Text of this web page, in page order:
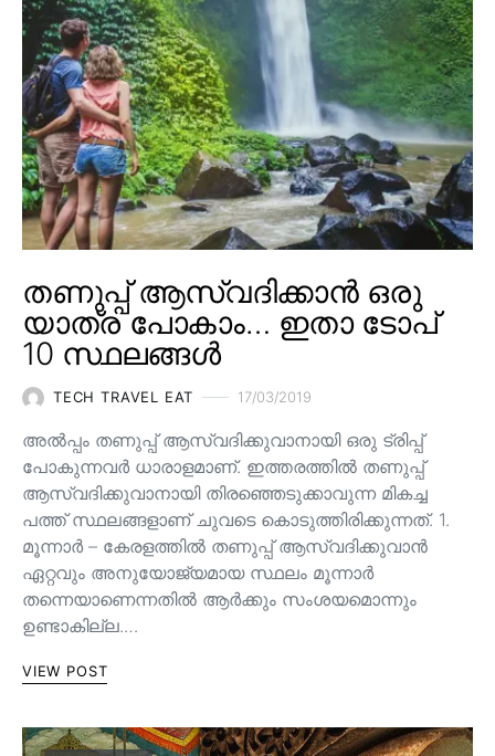
തണുപ്പ് ആസ്വദിക്കാൻ ഒരു
യാത്ര പോകാം… ഇതാ ടോപ്
10 സ്ഥലങ്ങൾ
TECH TRAVEL EAT 17/03/2019
അൽപ്പം തണുപ്പ് ആസ്വദിക്കുവാനായി ഒരു ട്രിപ്പ്
പോകുന്നവർ ധാരാളമാണ്. ഇത്തരത്തിൽ തണുപ്പ്
ആസ്വദിക്കുവാനായി തിരഞ്ഞെടുക്കാവുന്ന മികച്ച
പത്ത് സ്ഥലങ്ങളാണ് ചുവടെ കൊടുത്തിരിക്കുന്നത്. 1.
മൂന്നാർ – കേരളത്തിൽ തണുപ്പ് ആസ്വദിക്കുവാൻ
ഏറ്റവും അനുയോജ്യമായ സ്ഥലം മൂന്നാർ
തന്നെയാണെന്നതിൽ ആർക്കും സംശയമൊന്നും
ഉണ്ടാകില്ല.…
VIEW POST